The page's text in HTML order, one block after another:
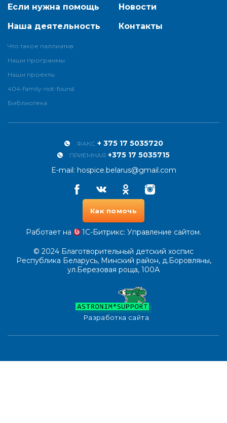
Если нужна помощь
Наша деятельность
Что такое паллиатив
Наши программы
Наши проекты
404-family-not-found
Библиотека
Новости
Контакты
ФАКС + 375 17 5035720
ПРИЕМНАЯ +375 17 5035715
E-mail: hospice.belarus@gmail.com
FacebookVkontakteOdnoklassnikiInstagram
Как помочь
Работает на 1С-Битрикс: Управление сайтом.
© 2024 Благотворительный детский хоспис
Республика Беларусь, Минский район, д.Боровляны,
ул.Березовая роща, 100А
Разработка сайта